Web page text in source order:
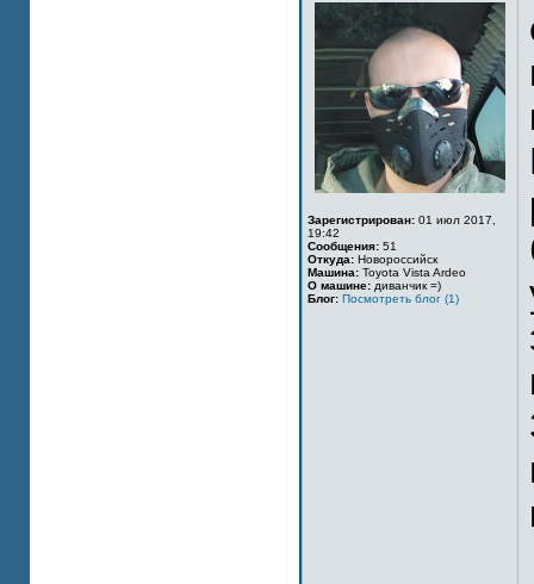
Зарегистрирован: 01 июл 2017,
19:42
Сообщения: 51
Откуда: Новороссийск
Машина: Toyota Vista Ardeo
О машине: диванчик =)
Блог: Посмотреть блог (1)